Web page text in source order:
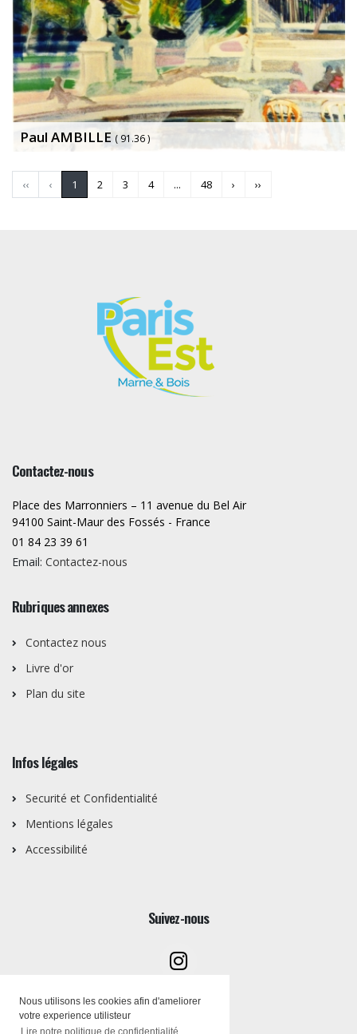
Nous utilisons les cookies afin d'ameliorer
votre experience utilisteur
Lire notre politique de confidentialité
Paul AMBILLE ( 91.36 )
‹‹ ‹ 1 2 3 4 ... 48 › ››
Contactez-nous
Place des Marronniers – 11 avenue du Bel Air
94100 Saint-Maur des Fossés - France
01 84 23 39 61
Email: Contactez-nous
Rubriques annexes
Contactez nous
Livre d'or
Plan du site
Infos légales
Securité et Confidentialité
Mentions légales
Accessibilité
Suivez-nous